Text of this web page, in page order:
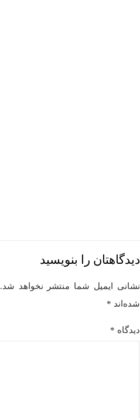
دیدگاهتان را بنویسید
نشانی ایمیل شما منتشر نخواهد شد.
شده‌اند *
دیدگاه *